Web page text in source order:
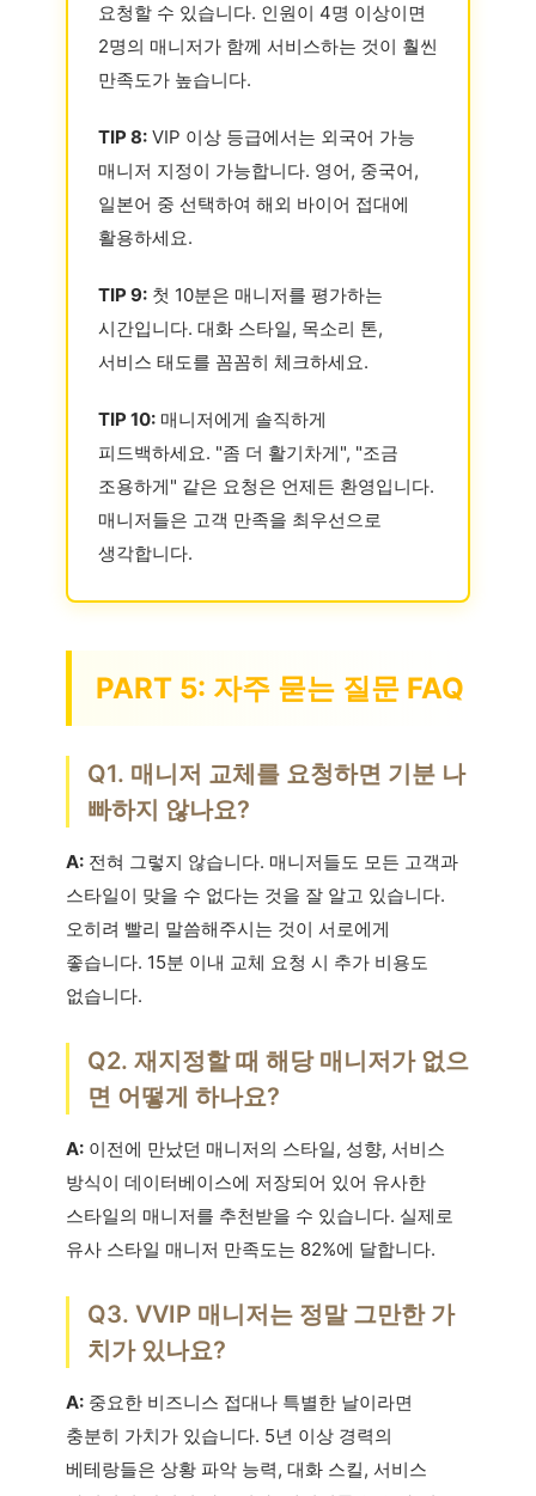
요청할 수 있습니다. 인원이 4명 이상이면
2명의 매니저가 함께 서비스하는 것이 훨씬
만족도가 높습니다.
TIP 8: VIP 이상 등급에서는 외국어 가능
매니저 지정이 가능합니다. 영어, 중국어,
일본어 중 선택하여 해외 바이어 접대에
활용하세요.
TIP 9: 첫 10분은 매니저를 평가하는
시간입니다. 대화 스타일, 목소리 톤,
서비스 태도를 꼼꼼히 체크하세요.
TIP 10: 매니저에게 솔직하게
피드백하세요. "좀 더 활기차게", "조금
조용하게" 같은 요청은 언제든 환영입니다.
매니저들은 고객 만족을 최우선으로
생각합니다.
PART 5: 자주 묻는 질문 FAQ
Q1. 매니저 교체를 요청하면 기분 나
빠하지 않나요?
A: 전혀 그렇지 않습니다. 매니저들도 모든 고객과
스타일이 맞을 수 없다는 것을 잘 알고 있습니다.
오히려 빨리 말씀해주시는 것이 서로에게
좋습니다. 15분 이내 교체 요청 시 추가 비용도
없습니다.
Q2. 재지정할 때 해당 매니저가 없으
면 어떻게 하나요?
A: 이전에 만났던 매니저의 스타일, 성향, 서비스
방식이 데이터베이스에 저장되어 있어 유사한
스타일의 매니저를 추천받을 수 있습니다. 실제로
유사 스타일 매니저 만족도는 82%에 달합니다.
Q3. VVIP 매니저는 정말 그만한 가
치가 있나요?
A: 중요한 비즈니스 접대나 특별한 날이라면
충분히 가치가 있습니다. 5년 이상 경력의
베테랑들은 상황 파악 능력, 대화 스킬, 서비스